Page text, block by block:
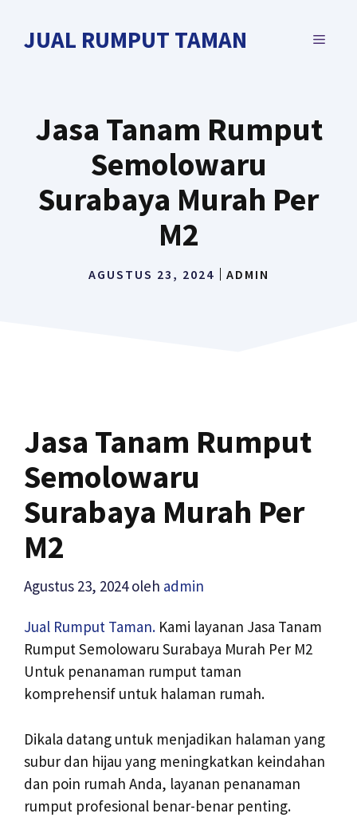
JUAL RUMPUT TAMAN MENU
Jasa Tanam Rumput
Semolowaru
Surabaya Murah Per
M2
AGUSTUS 23, 2024 ADMIN
Jasa Tanam Rumput
Semolowaru
Surabaya Murah Per
M2
Agustus 23, 2024 oleh admin
Jual Rumput Taman. Kami layanan Jasa Tanam
Rumput Semolowaru Surabaya Murah Per M2
Untuk penanaman rumput taman
komprehensif untuk halaman rumah.
Dikala datang untuk menjadikan halaman yang
subur dan hijau yang meningkatkan keindahan
dan poin rumah Anda, layanan penanaman
rumput profesional benar-benar penting.